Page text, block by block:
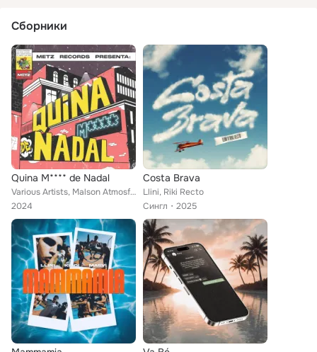
Сборники
Quina M**** de Nadal
Various Artists, Malson Atmosfèric, Ill., Llini, Bixu, AKA CITOS, Marina Freixas, zneakyboi, ROMO
2024
Costa Brava
Llini, Riki Recto
Сингл
2025